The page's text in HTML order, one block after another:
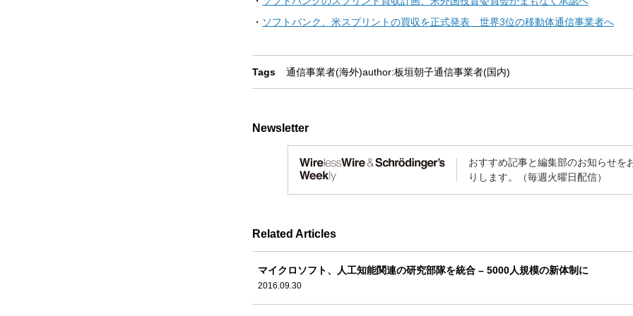
・ ソフトバンク、米スプリントの買収を正式発表 世界3位の移動体通信事業者へ
Tags 通信事業者(海外)author:板垣朝子通信事業者(国内)
Newsletter
おすすめ記事と編集部のお知らせを
りします。（毎週火曜日配信）
Related Articles
マイクロソフト、人工知能関連の研究部隊を統合 – 5000人規模の新体制に
2016.09.30